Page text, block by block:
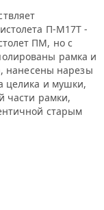
П-М17Т -
ПМ, но с
рамка и
нанесены нарезы
целика и мушки,
части рамки,
старым